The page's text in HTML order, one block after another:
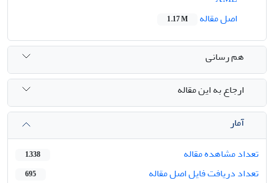
اصل مقاله
1.17 M
هم رسانی
ارجاع به این مقاله
آمار
تعداد مشاهده مقاله
1,338
تعداد دریافت فایل اصل مقاله 695